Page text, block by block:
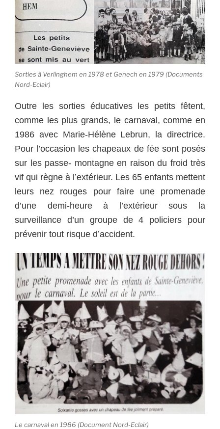
Sorties à Verlinghem en 1978 et Genech en 1979 (Documents
Nord-Eclair)
Outre les sorties éducatives les petits fêtent,
comme les plus grands, le carnaval, comme en
1986 avec Marie-Hélène Lebrun, la directrice.
Pour l’occasion les chapeaux de fée sont posés
sur les passe- montagne en raison du froid très
vif qui règne à l’extérieur. Les 65 enfants mettent
leurs nez rouges pour faire une promenade
d’une demi-heure à l’extérieur sous la
surveillance d’un groupe de 4 policiers pour
prévenir tout risque d’accident.
Le carnaval en 1986 (Document Nord-Eclair)